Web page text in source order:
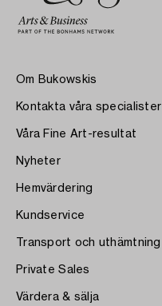
Om Bukowskis
Kontakta våra specialister
Våra Fine Art-resultat
Nyheter
Hemvärdering
Kundservice
Transport och uthämtning
Private Sales
Värdera & sälja